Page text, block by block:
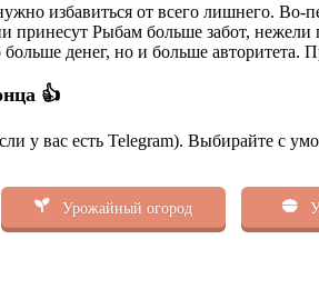
избавиться от всего лишнего.
принесут Рыбам больше забот,
больше денег, но и больше
👍
у вас есть Telegram). Выбирайте с
Урожайный огород